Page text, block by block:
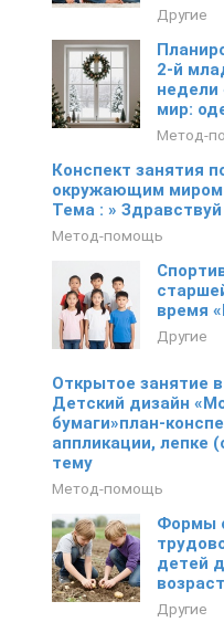
Другие
2-й
недели
мир:
Метод-
Конспект занятия
окружающим миром
Тема : » Здравствуй
Метод-помощь
время
Другие
Открытое занятие
Детский дизайн
бумаги»план-
аппликации, лепке
тему
Метод-помощь
Формы
детей
Другие